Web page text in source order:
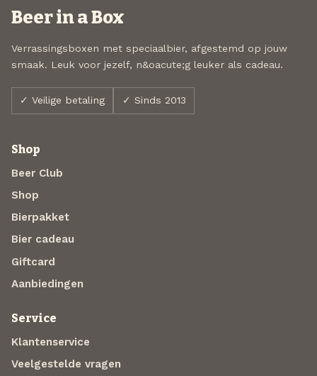
Beer in a Box
Verrassingsboxen met speciaalbier, afgestemd op jouw
smaak. Leuk voor jezelf, n&oacute;g leuker als cadeau.
✓ Veilige betaling ✓ Sinds 2013
Shop
Beer Club
Shop
Bierpakket
Bier cadeau
Giftcard
Aanbiedingen
Service
Klantenservice
Veelgestelde vragen